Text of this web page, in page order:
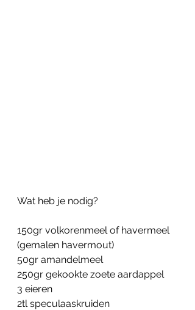
Wat heb je nodig?
150gr volkorenmeel of havermeel
(gemalen havermout)
50gr amandelmeel
250gr gekookte zoete aardappel
3 eieren
2tl speculaaskruiden